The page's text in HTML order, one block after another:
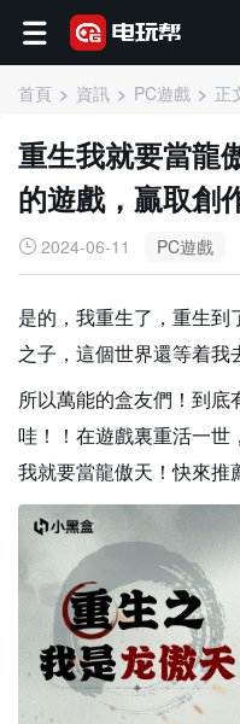
首頁 資訊 PC遊戲 正
重生我就要當龍
的遊戲，贏取創
2024-06-11 PC遊戲
是的，我重生了，重生
之子，這個世界還等着我
所以萬能的盒友們！到
哇！！在遊戲裏重活一世
我就要當龍傲天！快來推